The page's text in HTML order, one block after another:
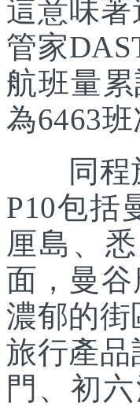
這意味
管家
航班量
為6463
同程旅
P10包括
厘島、
面，曼
濃郁的街
旅行產品
門、初